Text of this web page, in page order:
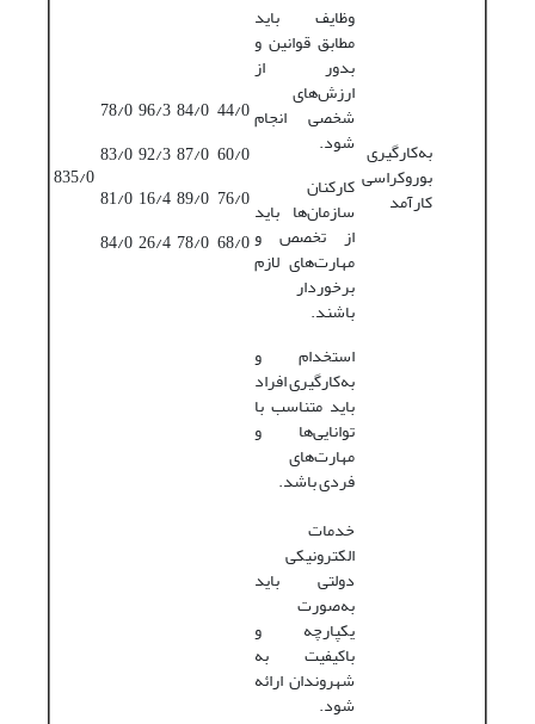
به‌کارگیری
بوروکراسی
کارآمد
وظایف باید
مطابق قوانین و
بدور از
ارزش‌های
شخصی انجام
شود.
کارکنان
سازمان‌ها باید
از تخصص و
مهارت‌های لازم
برخوردار
باشند.
استخدام و
به‌کارگیری افراد
باید متناسب با
توانایی‌ها و
مهارت‌های
فردی باشد.
44/0
60/0
76/0
68/0
84/0
87/0
89/0
78/0
96/3
92/3
16/4
26/4
78/0
83/0
81/0
84/0
835/0
خدمات
الکترونیکی
دولتی باید
به‌صورت
یکپارچه و
باکیفیت به
شهروندان ارائه
شود.